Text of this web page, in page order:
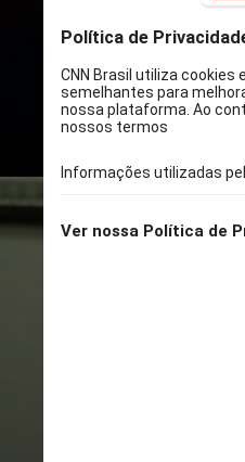
As estrelas de
Domhnall
Impacciatore
série ainda sem